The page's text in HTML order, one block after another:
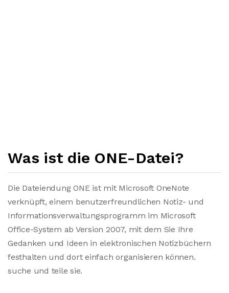
Was ist die ONE-Datei?
Die Dateiendung ONE ist mit Microsoft OneNote
verknüpft, einem benutzerfreundlichen Notiz- und
Informationsverwaltungsprogramm im Microsoft
Office-System ab Version 2007, mit dem Sie Ihre
Gedanken und Ideen in elektronischen Notizbüchern
festhalten und dort einfach organisieren können.
suche und teile sie.